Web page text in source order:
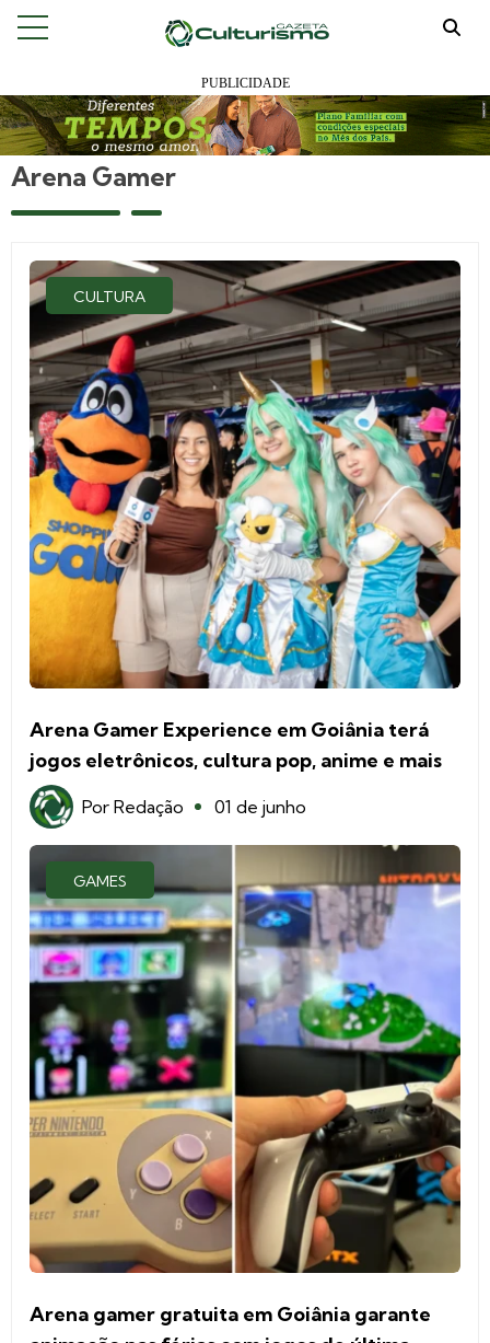
Arena Gamer
CULTURA
Arena Gamer Experience em Goiânia terá
jogos eletrônicos, cultura pop, anime e mais
Por Redação 01 de junho
GAMES
Arena gamer gratuita em Goiânia garante